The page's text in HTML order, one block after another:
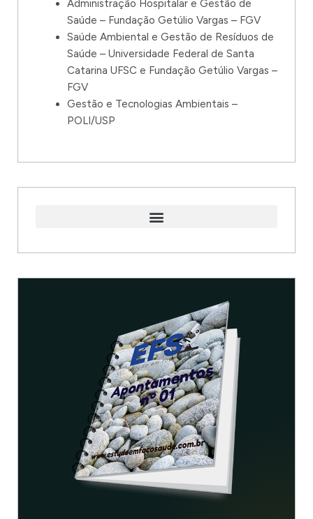
Administração Hospitalar e Gestão de
Saúde – Fundação Getúlio Vargas – FGV
Saúde Ambiental e Gestão de Resíduos de
Saúde – Universidade Federal de Santa
Catarina UFSC e Fundação Getúlio Vargas –
FGV
Gestão e Tecnologias Ambientais –
POLI/USP